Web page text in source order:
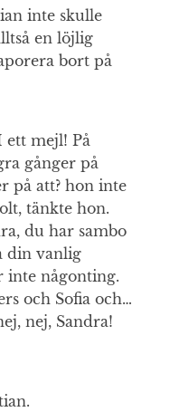
inte skulle
en löjlig
bort på
ett mejl! På
gånger på
på att? hon inte
tänkte hon.
du har sambo
din vanlig
inte någonting.
och Sofia och…
nej, Sandra!